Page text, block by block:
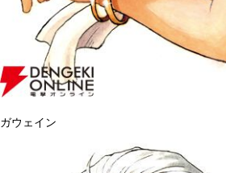
ガウェイン